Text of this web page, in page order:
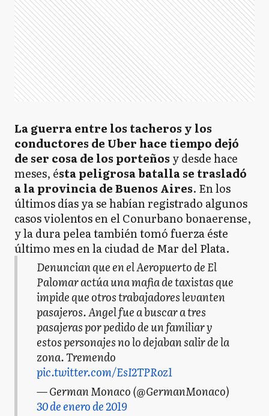
La guerra entre los tacheros y los
conductores de Uber hace tiempo dejó
de ser cosa de los porteños y desde hace
meses, ésta peligrosa batalla se trasladó
a la provincia de Buenos Aires. En los
últimos días ya se habían registrado algunos
casos violentos en el Conurbano bonaerense,
y la dura pelea también tomó fuerza éste
último mes en la ciudad de Mar del Plata.
Denuncian que en el Aeropuerto de El
Palomar actúa una mafia de taxistas que
impide que otros trabajadores levanten
pasajeros. Angel fue a buscar a tres
pasajeras por pedido de un familiar y
estos personajes no lo dejaban salir de la
zona. Tremendo
pic.twitter.com/EsI2TPRoz1
— German Monaco (@GermanMonaco)
30 de enero de 2019